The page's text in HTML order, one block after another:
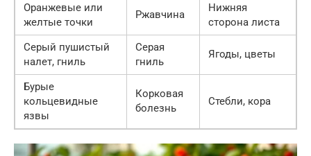
Оранжевые или
желтые точки
Ржавчина
Нижняя
сторона листа
Серый пушистый
налет, гниль
Серая
гниль
Ягоды, цветы
Бурые
кольцевидные
язвы
Корковая
болезнь
Стебли, кора